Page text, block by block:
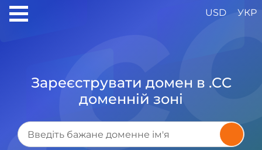
USD УКР
Зареєструвати домен в .CC
доменній зоні